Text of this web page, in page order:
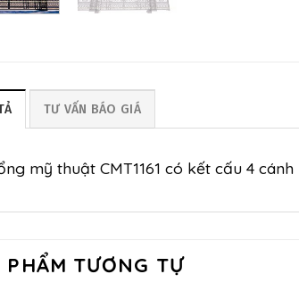
TƯ VẤN BÁO GIÁ
mỹ thuật CMT1161 có kết cấu 4
PHẨM TƯƠNG TỰ